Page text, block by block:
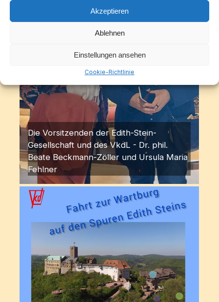
Akzeptieren
Ablehnen
Einstellungen ansehen
Cookie-Richtlinie
Die Vorsitzenden der Edith-Stein-
Gesellschaft und des VkdL - Dr. phil.
Beate Beckmann-Zöller und Ursula Maria
Fehlner